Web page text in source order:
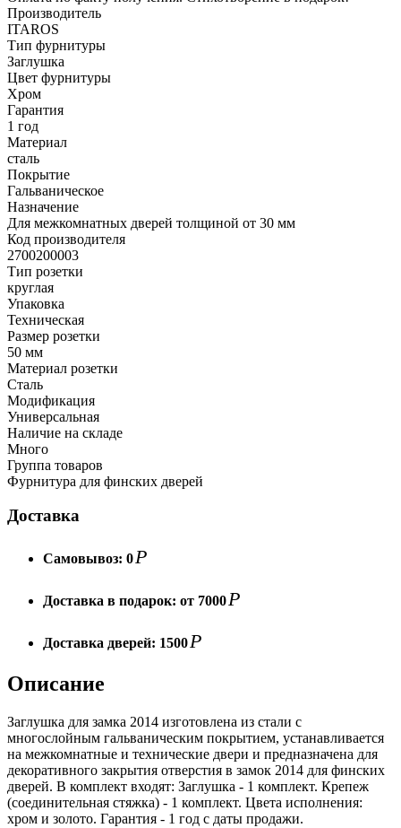
Производитель
ITAROS
Тип фурнитуры
Заглушка
Цвет фурнитуры
Хром
Гарантия
1 год
Материал
сталь
Покрытие
Гальваническое
Назначение
Для межкомнатных дверей толщиной от 30 мм
Код производителя
2700200003
Тип розетки
круглая
Упаковка
Техническая
Размер розетки
50 мм
Материал розетки
Сталь
Модификация
Универсальная
Наличие на складе
Много
Группа товаров
Фурнитура для финских дверей
Доставка
Самовывоз: 0Р
Доставка в подарок: от 7000Р
Доставка дверей: 1500Р
Описание
Заглушка для замка 2014 изготовлена из стали с
многослойным гальваническим покрытием, устанавливается
на межкомнатные и технические двери и предназначена для
декоративного закрытия отверстия в замок 2014 для финских
дверей. В комплект входят: Заглушка - 1 комплект. Крепеж
(соединительная стяжка) - 1 комплект. Цвета исполнения:
хром и золото. Гарантия - 1 год с даты продажи.